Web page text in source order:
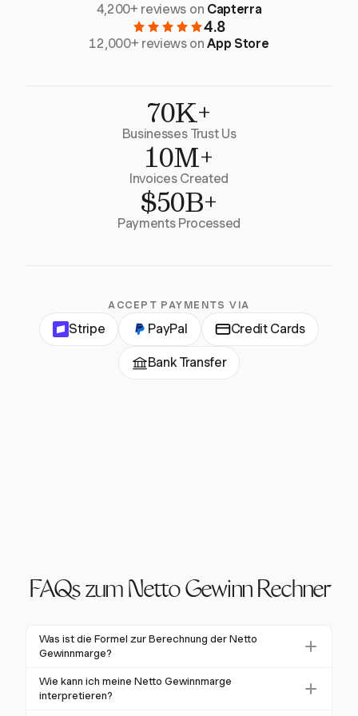
4,200+ reviews on Capterra
4.8
12,000+ reviews onApp Store
70K+
Businesses Trust Us
10M+
Invoices Created
$50B+
Payments Processed
ACCEPT PAYMENTS VIA
Stripe PayPal Credit Cards
Bank Transfer
FAQs zum Netto Gewinn Rechner
Was ist die Formel zur Berechnung der Netto
Gewinnmarge?
Die Formel zur Berechnung des Netto Gewinns lautet
Netto Gewinn = Gesamteinnahmen –
Wie kann ich meine Netto Gewinnmarge
interpretieren?